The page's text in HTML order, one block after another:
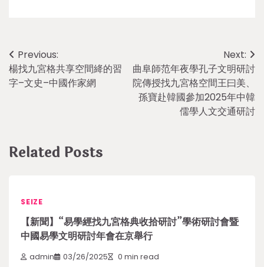
Post
navigation
Previous:
楊找九宮格共享空間絳的習
字–文史–中國作家網
Next:
曲阜師范年夜學孔子文明研討
院傳授找九宮格空間王曰美、
孫寶赴韓國參加2025年中韓
儒學人文交通研討
Related Posts
SEIZE
【新聞】“易學經找九宮格典收拾研討”學術研討會暨
中國易學文明研討年會在京舉行
admin 03/26/2025 0 min read